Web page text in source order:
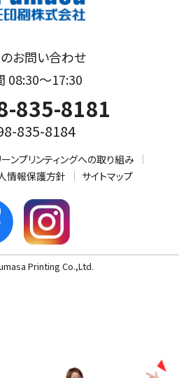
お問い合わせ
08:30～17:30
835-8181
835-8184
ーンプリンティングへの取り組み
情報保護方針 サイトマップ
Printing Co.,Ltd.